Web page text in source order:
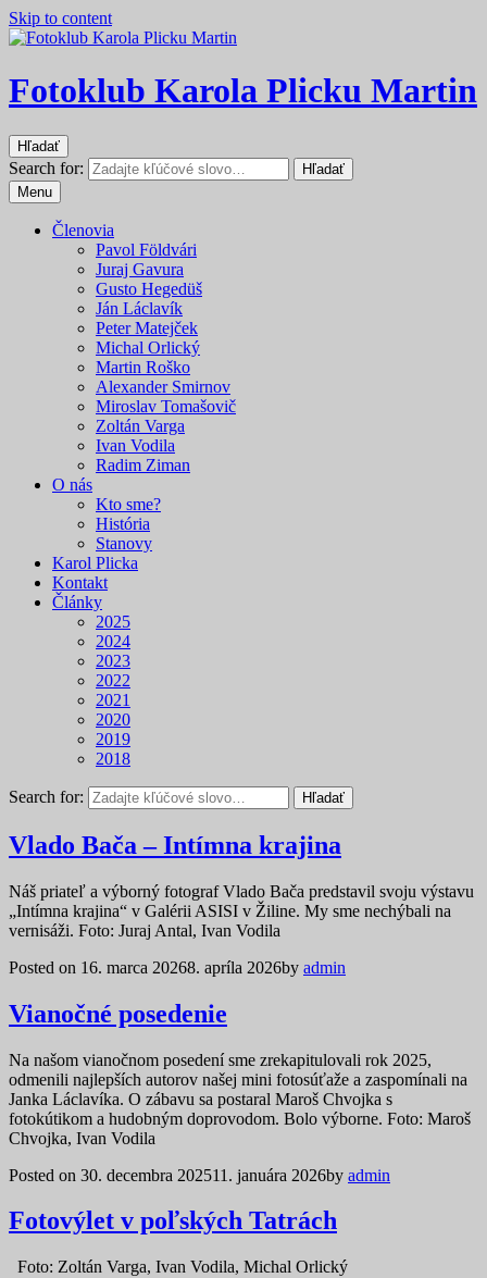
Skip to content
Fotoklub Karola Plicku Martin
Hľadať
Search for:
Hľadať
Menu
Členovia
Pavol Földvári
Juraj Gavura
Gusto Hegedüš
Ján Láclavík
Peter Matejček
Michal Orlický
Martin Roško
Alexander Smirnov
Miroslav Tomašovič
Zoltán Varga
Ivan Vodila
Radim Ziman
O nás
Kto sme?
História
Stanovy
Karol Plicka
Kontakt
Články
2025
2024
2023
2022
2021
2020
2019
2018
Search for: Hľadať
Vlado Bača – Intímna krajina
Náš priateľ a výborný fotograf Vlado Bača predstavil svoju výstavu
„Intímna krajina“ v Galérii ASISI v Žiline. My sme nechýbali na
vernisáži. Foto: Juraj Antal, Ivan Vodila
Posted on 16. marca 20268. apríla 2026by admin
Vianočné posedenie
Na našom vianočnom posedení sme zrekapitulovali rok 2025,
odmenili najlepších autorov našej mini fotosúťaže a zaspomínali na
Janka Láclavíka. O zábavu sa postaral Maroš Chvojka s
fotokútikom a hudobným doprovodom. Bolo výborne. Foto: Maroš
Chvojka, Ivan Vodila
Posted on 30. decembra 202511. januára 2026by admin
Fotovýlet v poľských Tatrách
Foto: Zoltán Varga, Ivan Vodila, Michal Orlický